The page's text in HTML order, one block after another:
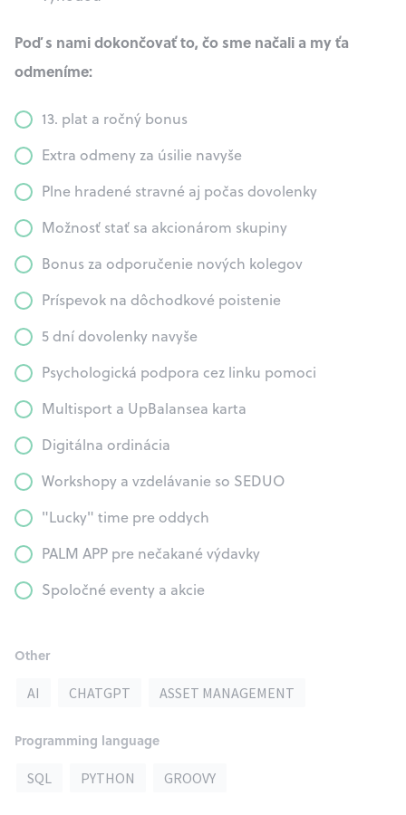
Poď s nami dokončovať to, čo sme načali a my ťa
odmeníme:
13. plat a ročný bonus
Extra odmeny za úsilie navyše
Plne hradené stravné aj počas dovolenky
Možnosť stať sa akcionárom skupiny
Bonus za odporučenie nových kolegov
Príspevok na dôchodkové poistenie
5 dní dovolenky navyše
Psychologická podpora cez linku pomoci
Multisport a UpBalansea karta
Digitálna ordinácia
Workshopy a vzdelávanie so SEDUO
"Lucky" time pre oddych
PALM APP pre nečakané výdavky
Spoločné eventy a akcie
Other
AI CHATGPT ASSET MANAGEMENT
Programming language
SQL PYTHON GROOVY